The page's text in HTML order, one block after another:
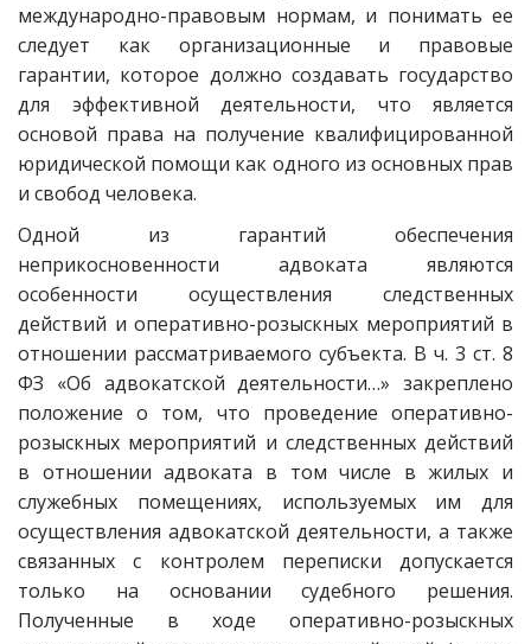
международно-правовым нормам, и понимать ее
следует как организационные и правовые
гарантии, которое должно создавать государство
для эффективной деятельности, что является
основой права на получение квалифицированной
юридической помощи как одного из основных прав
и свобод человека.
Одной из гарантий обеспечения
неприкосновенности адвоката являются
особенности осуществления следственных
действий и оперативно-розыскных мероприятий в
отношении рассматриваемого субъекта. В ч. 3 ст. 8
ФЗ «Об адвокатской деятельности…» закреплено
положение о том, что проведение оперативно-
розыскных мероприятий и следственных действий
в отношении адвоката в том числе в жилых и
служебных помещениях, используемых им для
осуществления адвокатской деятельности, а также
связанных с контролем переписки допускается
только на основании судебного решения.
Полученные в ходе оперативно-розыскных